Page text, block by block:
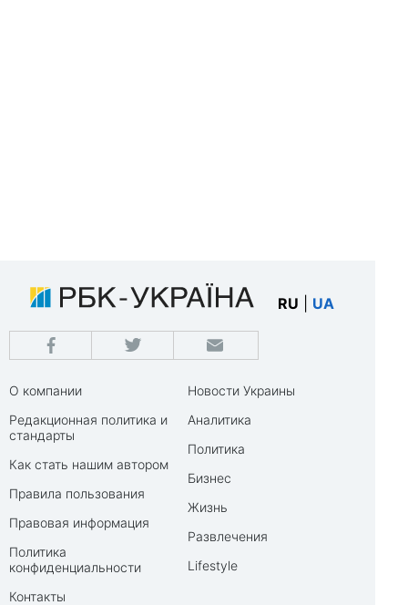
RU UA
О компании
Редакционная политика и
стандарты
Как стать нашим автором
Правила пользования
Правовая информация
Политика
конфиденциальности
Контакты
Новости Украины
Аналитика
Политика
Бизнес
Жизнь
Развлечения
Lifestyle